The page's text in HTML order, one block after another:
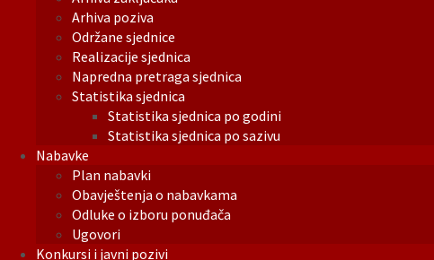
Arhiva poziva
Održane sjednice
Realizacije sjednica
Napredna pretraga sjednica
Statistika sjednica
Statistika sjednica po godini
Statistika sjednica po sazivu
Nabavke
Plan nabavki
Obavještenja o nabavkama
Odluke o izboru ponuđača
Ugovori
Konkursi i javni pozivi